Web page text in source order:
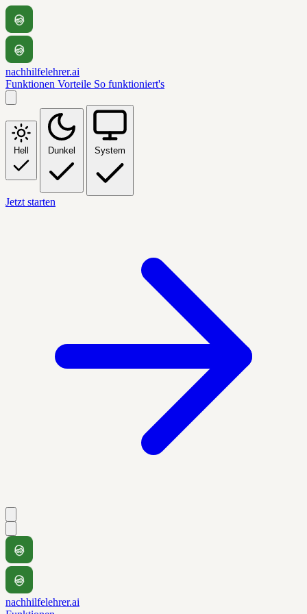
nachhilfelehrer.ai
Funktionen Vorteile So funktioniert's
Hell Dunkel System
Jetzt starten
nachhilfelehrer.ai